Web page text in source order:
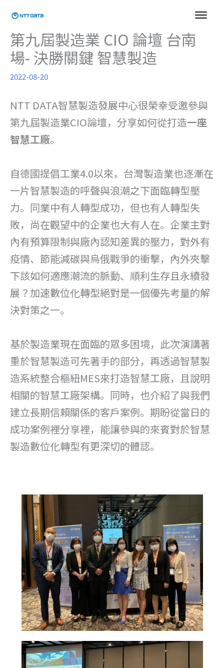
第九屆製造業 CIO 論壇 台南
場- 決勝關鍵 智慧製造
2022-08-20
NTT DATA智慧製造發展中心很榮幸受邀參與
第九屆製造業CIO論壇，分享如何從打造一座
智慧工廠。
自德國提倡工業4.0以來，台灣製造業也逐漸在
一片智慧製造的呼聲與浪潮之下面臨轉型壓
力。同業中有人轉型成功，但也有人轉型失
敗，尚在觀望中的企業也大有人在。企業主對
內有預算限制與廠內認知差異的壓力，對外有
疫情、節能減碳與烏俄戰爭的衝擊，內外夾擊
下該如何適應潮流的脈動、順利生存且永續發
展？加速數位化轉型絕對是一個優先考量的解
決對策之一。
基於製造業現在面臨的眾多困境，此次演講著
重於智慧製造可先著手的部分，再透過智慧製
造系統整合樞紐MES來打造智慧工廠，且說明
相關的智慧工廠架構。同時，也介紹了與我們
建立長期信賴關係的客戶案例。期盼從當日的
成功案例裡分享裡，能讓參與的來賓對於智慧
製造數位化轉型有更深切的體認。